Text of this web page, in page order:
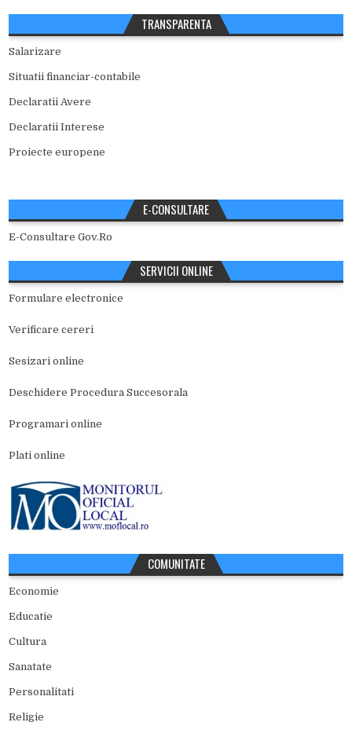
TRANSPARENTA
Salarizare
Situatii financiar-contabile
Declaratii Avere
Declaratii Interese
Proiecte europene
E-CONSULTARE
E-Consultare Gov.Ro
SERVICII ONLINE
Formulare electronice
Verificare cereri
Sesizari online
Deschidere Procedura Succesorala
Programari online
Plati online
COMUNITATE
Economie
Educatie
Cultura
Sanatate
Personalitati
Religie